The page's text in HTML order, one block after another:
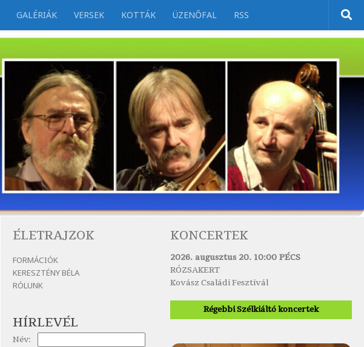
GALÉRIÁK VERSEK KOTTÁK ÜZENŐFAL RSS
KONCERTEK
2026. augusztus 20. 10:00 PÉCS
RÓZSAKERT
Kovász Családi Fesztivál
Régebbi Szélkiáltó koncertek
ÉLETRAJZOK
FORMÁCIÓK
KERESZTÉNY BÉLA
RÓLUNK
HÍRLEVÉL
Név: